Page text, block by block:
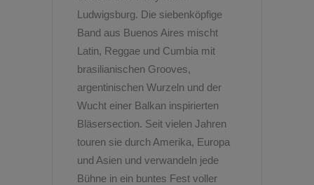
Ludwigsburg. Die siebenköpfige
Band aus Buenos Aires mischt
Latin, Reggae und Cumbia mit
brasilianischen Grooves,
argentinischen Wurzeln und der
Wucht einer Balkan inspirierten
Bläsersection. Seit vielen Jahren
touren sie durch Amerika, Europa
und Asien und verwandeln jede
Bühne in ein buntes Fest voller